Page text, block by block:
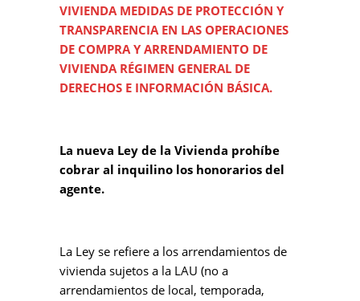
VIVIENDA MEDIDAS DE PROTECCIÓN Y
TRANSPARENCIA EN LAS OPERACIONES
DE COMPRA Y ARRENDAMIENTO DE
VIVIENDA RÉGIMEN GENERAL DE
DERECHOS E INFORMACIÓN BÁSICA.
La nueva Ley de la Vivienda prohíbe
cobrar al inquilino los honorarios del
agente.
La Ley se refiere a los arrendamientos de
vivienda sujetos a la LAU (no a
arrendamientos de local, temporada,